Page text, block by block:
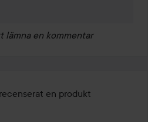
lämna en kommentar
en produkt
3 år